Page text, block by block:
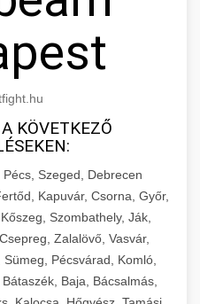
KÖVETKEZŐ
Szeged, Debrecen
Kapuvár, Csorna, Győr,
Szombathely, Ják,
Zalalövő, Vasvár,
Pécsvárad, Komló,
Baja, Bácsalmás,